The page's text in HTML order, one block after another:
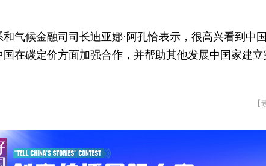
气候金融司司长迪亚娜·阿孔恰表示，很高兴看到中
在碳定价方面加强合作，并帮助其他发展中国家建